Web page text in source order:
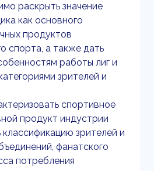
раскрыть значение
как основного
продуктов
спорта, а также дать
работы лиг и
зрителей и
спортивное
продукт индустрии
зрителей и
фанатского
потребления